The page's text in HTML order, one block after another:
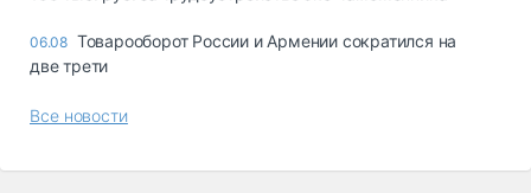
06.08 Товарооборот России и Армении сократился на
две трети
Все новости